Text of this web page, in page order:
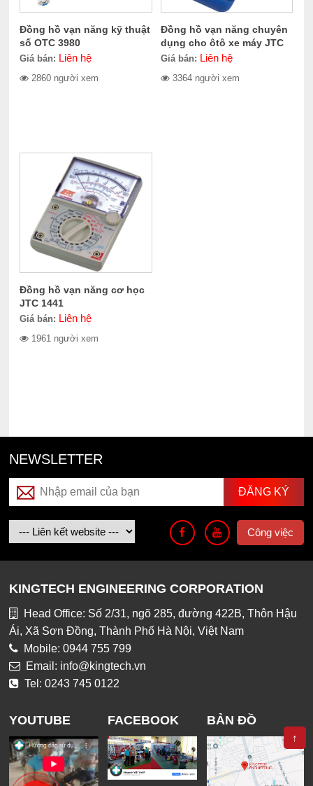
Đồng hồ vạn năng kỹ thuật
số OTC 3980
Giá bán: Liên hệ
2860 người xem
Đồng hồ vạn năng chuyên
dụng cho ôtô xe máy JTC
1228
Giá bán: Liên hệ
3364 người xem
Đồng hồ vạn năng cơ học
JTC 1441
Giá bán: Liên hệ
1961 người xem
NEWSLETTER
Công việc
KINGTECH ENGINEERING CORPORATION
Head Office: Số 2/31, ngõ 285, đường 422B, Thôn Hậu
Ái, Xã Sơn Đồng, Thành Phố Hà Nội, Việt Nam
Mobile: 0944 755 799
Email: info@kingtech.vn
Tel: 0243 745 0122
YOUTUBE FACEBOOK BẢN ĐỒ
↑